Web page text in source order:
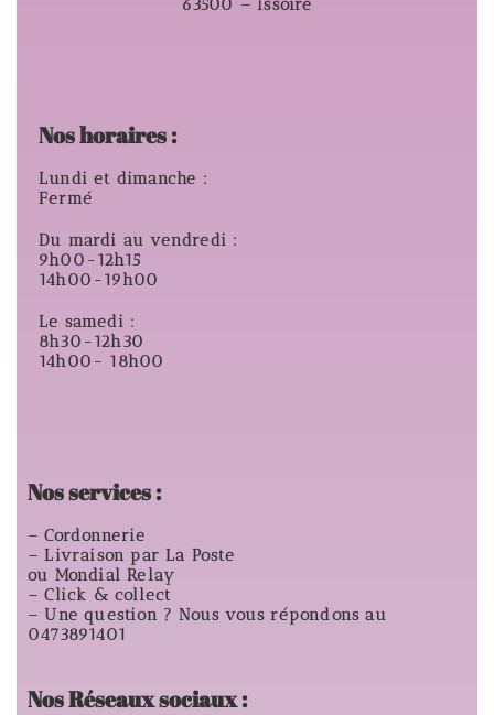
Nos horaires :
Lundi et dimanche :
Fermé
Du mardi au vendredi :
9h00-12h15
14h00-19h00
Le samedi :
8h30-12h30
14h00- 18h00
Nos services :
– Cordonnerie
– Livraison par La Poste
ou Mondial Relay
– Click & collect
– Une question ? Nous vous répondons au
0473891401
Nos Réseaux sociaux :